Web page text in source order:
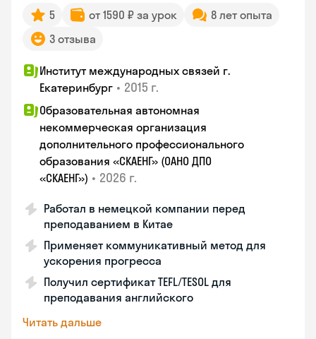
5 от 1590 ₽ за урок
8 лет опыта
3 отзыва
Институт международных связей г.
Екатеринбург • 2015 г.
Образовательная автономная
некоммерческая организация
дополнительного профессионального
образования «СКАЕНГ» (ОАНО ДПО
«СКАЕНГ») • 2026 г.
Работал в немецкой компании перед
преподаванием в Китае
Применяет коммуникативный метод для
ускорения прогресса
Получил сертификат TEFL/TESOL для
преподавания английского
Читать дальше